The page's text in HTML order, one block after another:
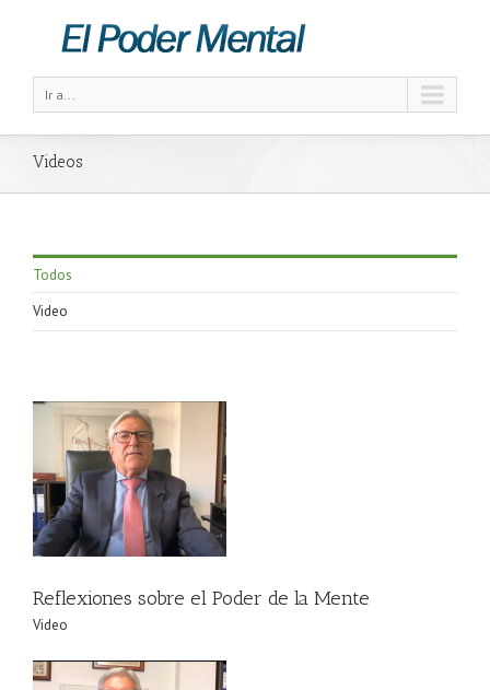
Ir a...
Videos
Todos
Video
Reflexiones sobre el Poder de la Mente
Video